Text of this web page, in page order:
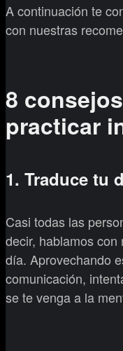
A continuación te
con nuestras
8
practicar
1. Traduce tu
Casi todas las
decir, hablamos
día. Aprovechando
comunicación,
se te venga a la